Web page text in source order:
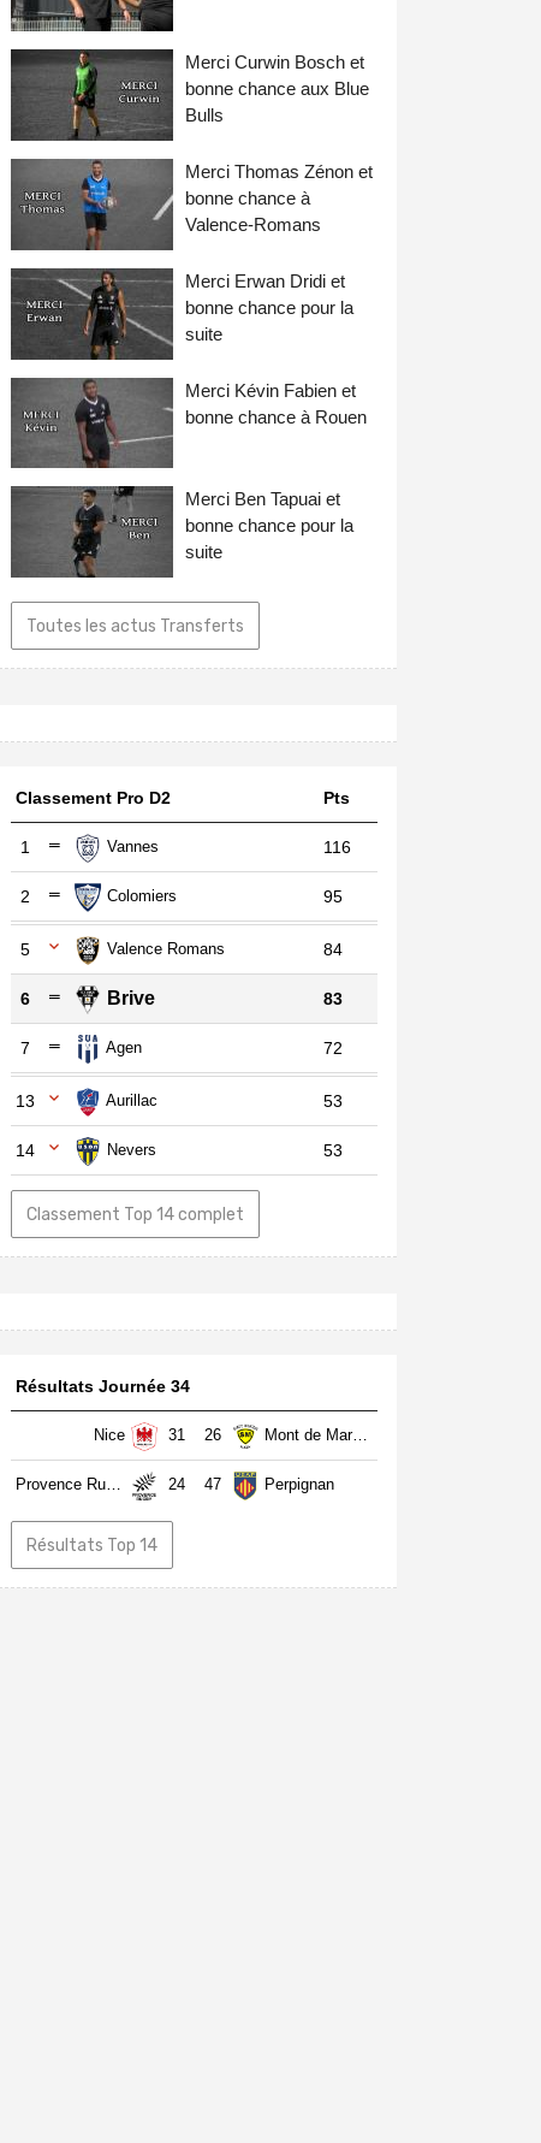
Merci Curwin Bosch et
bonne chance aux Blue
Bulls
Merci Thomas Zénon et
bonne chance à
Valence-Romans
Merci Erwan Dridi et
bonne chance pour la
suite
Merci Kévin Fabien et
bonne chance à Rouen
Merci Ben Tapuai et
bonne chance pour la
suite
Toutes les actus Transferts
Classement Pro D2 Pts
1 Vannes 116
2 Colomiers 95
5 Valence Romans 84
6 Brive 83
7 Agen 72
13 Aurillac 53
14 Nevers 53
Classement Top 14 complet
Résultats Journée 34
Nice 31 26 Mont de Marsan
Provence Rugby 24 47 Perpignan
Résultats Top 14